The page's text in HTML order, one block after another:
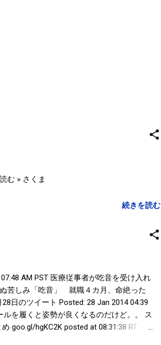
む » さくま
続きを読む
AM PST 医療従事者が吃音を受け入れ
苦しみ「吃音」 就職４カ月、命絶った
日のツイート Posted: 28 Jan 2014 04:39
を履くと姿勢が良くなるのだけど。。 ス
goo.gl/hgKC2K posted at 08:31:38 RT